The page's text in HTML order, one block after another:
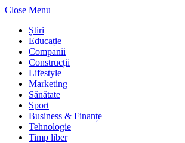
Close Menu
Știri
Educație
Companii
Construcții
Lifestyle
Marketing
Sănătate
Sport
Business & Finanțe
Tehnologie
Timp liber